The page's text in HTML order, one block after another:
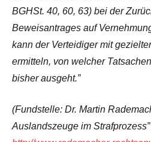
BGHSt. 40, 60, 63) bei der
Beweisantrages auf
kann der Verteidiger mit
ermitteln, von welcher
bisher ausgeht.”
(Fundstelle: Dr. Martin
Auslandszeuge im